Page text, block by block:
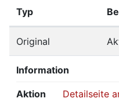
Typ
Original
Information
Aktion Detailseite